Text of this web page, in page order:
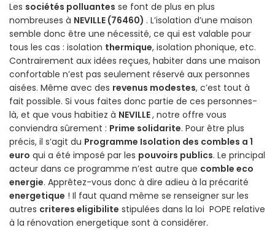
Les sociétés polluantes se font de plus en plus
nombreuses à NEVILLE (76460) . L’isolation d’une maison
semble donc être une nécessité, ce qui est valable pour
tous les cas : isolation thermique, isolation phonique, etc.
Contrairement aux idées reçues, habiter dans une maison
confortable n’est pas seulement réservé aux personnes
aisées. Même avec des revenus modestes, c’est tout à
fait possible. Si vous faites donc partie de ces personnes-
là, et que vous habitiez à NEVILLE, notre offre vous
conviendra sûrement : Prime solidarite. Pour être plus
précis, il s’agit du Programme Isolation des combles a 1
euro qui a été imposé par les pouvoirs publics. Le principal
acteur dans ce programme n’est autre que comble eco
energie. Apprêtez-vous donc à dire adieu à la précarité
energetique ! Il faut quand même se renseigner sur les
autres criteres eligibilite stipulées dans la loi POPE relative
à la rénovation energetique sont à considérer.